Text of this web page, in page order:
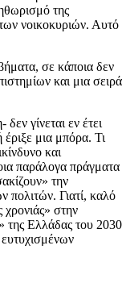
της
νοικοκυριών. Αυτό
σε κάποια δεν
και μια σειρά
γίνεται εν έτει
μια μπόρα. Τι
και
παράλογα πράγματα
την
πολιτών. Γιατί, καλό
στην
της Ελλάδας του 2030